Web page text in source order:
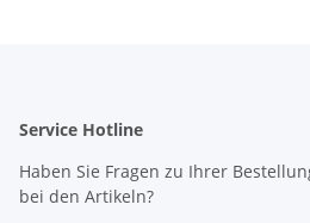
Service Hotline
Haben Sie Fragen zu Ihrer
bei den Artikeln?